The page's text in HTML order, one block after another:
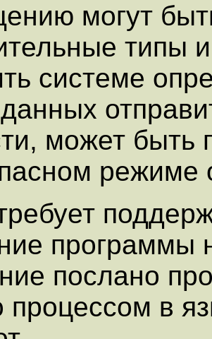
могут
типы
системе
может
режиме
программы
послано
процессом в